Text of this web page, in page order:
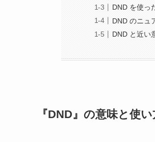
DND を使っ
DND のニュ
DND と近い
『DND』の意味と使